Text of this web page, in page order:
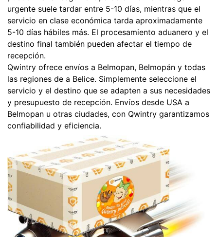
urgente suele tardar entre 5-10 días, mientras que el
servicio en clase económica tarda aproximadamente
5-10 días hábiles más. El procesamiento aduanero y el
destino final también pueden afectar el tiempo de
recepción.
Qwintry ofrece envíos a Belmopan, Belmopán y todas
las regiones de a Belice. Simplemente seleccione el
servicio y el destino que se adapten a sus necesidades
y presupuesto de recepción. Envíos desde USA a
Belmopan u otras ciudades, con Qwintry garantizamos
confiabilidad y eficiencia.